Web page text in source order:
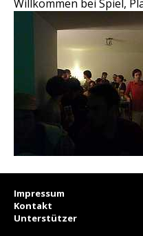
Willkommen bei Spiel,
Impressum
Kontakt
Unterstützer